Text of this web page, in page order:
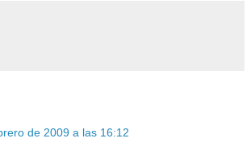
de 2009 a las 16:12